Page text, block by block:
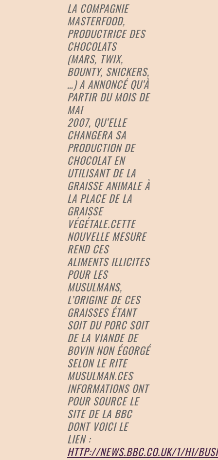
LA COMPAGNIE
MASTERFOOD,
PRODUCTRICE DES
CHOCOLATS
(MARS, TWIX,
BOUNTY, SNICKERS,
…) A ANNONCÉ QU’À
PARTIR DU MOIS DE
MAI
2007, QU’ELLE
CHANGERA SA
PRODUCTION DE
CHOCOLAT EN
UTILISANT DE LA
GRAISSE ANIMALE À
LA PLACE DE LA
GRAISSE
VÉGÉTALE.CETTE
NOUVELLE MESURE
REND CES
ALIMENTS ILLICITES
POUR LES
MUSULMANS,
L’ORIGINE DE CES
GRAISSES ÉTANT
SOIT DU PORC SOIT
DE LA VIANDE DE
BOVIN NON ÉGORGÉ
SELON LE RITE
MUSULMAN.CES
INFORMATIONS ONT
POUR SOURCE LE
SITE DE LA BBC
DONT VOICI LE
LIEN :
HTTP://NEWS.BBC.CO.UK/1/HI/